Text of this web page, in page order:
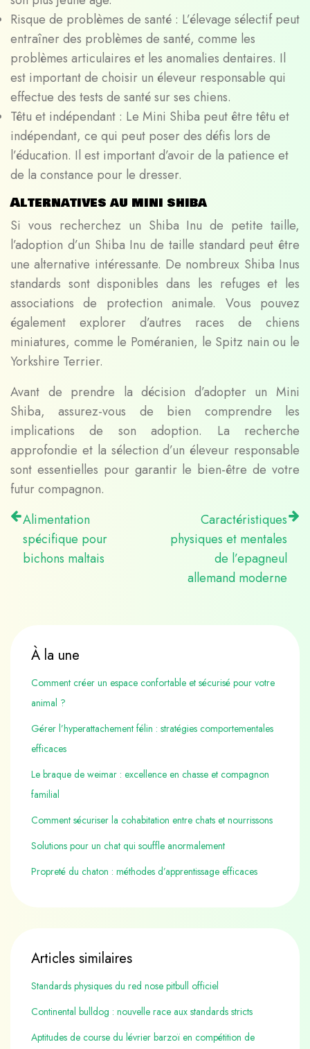
Risque de problèmes de santé : L’élevage sélectif peut
entraîner des problèmes de santé, comme les
problèmes articulaires et les anomalies dentaires. Il
est important de choisir un éleveur responsable qui
effectue des tests de santé sur ses chiens.
Têtu et indépendant : Le Mini Shiba peut être têtu et
indépendant, ce qui peut poser des défis lors de
l’éducation. Il est important d’avoir de la patience et
de la constance pour le dresser.
Alternatives au mini shiba
Si vous recherchez un Shiba Inu de petite taille,
l’adoption d’un Shiba Inu de taille standard peut être
une alternative intéressante. De nombreux Shiba Inus
standards sont disponibles dans les refuges et les
associations de protection animale. Vous pouvez
également explorer d’autres races de chiens
miniatures, comme le Poméranien, le Spitz nain ou le
Yorkshire Terrier.
Avant de prendre la décision d’adopter un Mini
Shiba, assurez-vous de bien comprendre les
implications de son adoption. La recherche
approfondie et la sélection d’un éleveur responsable
sont essentielles pour garantir le bien-être de votre
futur compagnon.
Alimentation
spécifique pour
bichons maltais
Caractéristiques
physiques et mentales
de l’epagneul
allemand moderne
À la une
Comment créer un espace confortable et sécurisé pour votre
animal ?
Gérer l’hyperattachement félin : stratégies comportementales
efficaces
Le braque de weimar : excellence en chasse et compagnon
familial
Comment sécuriser la cohabitation entre chats et nourrissons
Solutions pour un chat qui souffle anormalement
Propreté du chaton : méthodes d’apprentissage efficaces
Articles similaires
Standards physiques du red nose pitbull officiel
Continental bulldog : nouvelle race aux standards stricts
Aptitudes de course du lévrier barzoï en compétition de